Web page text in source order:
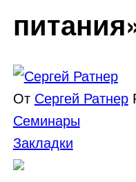
От Сергей Ратнер
Семинары
Закладки